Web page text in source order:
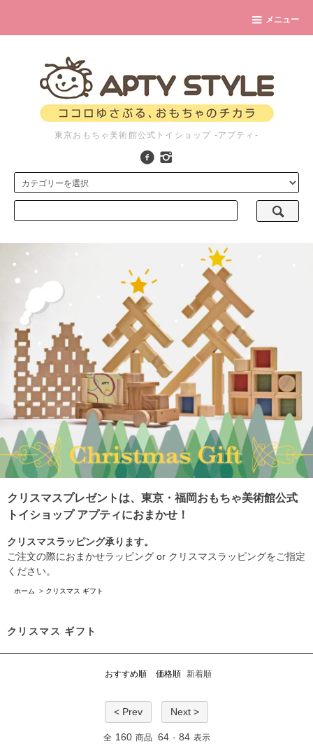
メニュー
東京おもちゃ美術館公式トイショップ -アプティ-
クリスマスプレゼントは、東京・福岡おもちゃ美術館公式
トイショップ アプティにおまかせ！
クリスマスラッピング承ります。
ご注文の際におまかせラッピング or クリスマスラッピングをご指定
ください。
ホーム > クリスマス ギフト
クリスマス ギフト
おすすめ順 価格順 新着順
< Prev Next >
全 160 商品 64 - 84 表示